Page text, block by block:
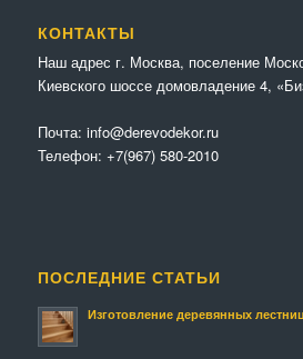
КОНТАКТЫ
Наш адрес г. Москва, поселение
Киевского шоссе домовладение 4,
Почта: info@derevodekor.ru
Телефон: +7(967) 580-2010
ПОСЛЕДНИЕ СТАТЬИ
Изготовление деревянных